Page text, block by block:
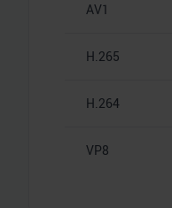
AV1
H.265
H.264
VP8